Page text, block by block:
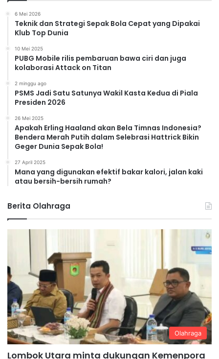
6 Mei 2026
Teknik dan Strategi Sepak Bola Cepat yang Dipakai
Klub Top Dunia
10 Mei 2025
PUBG Mobile rilis pembaruan bawa ciri dan juga
kolaborasi Attack on Titan
2 minggu ago
PSMS Jadi Satu Satunya Wakil Kasta Kedua di Piala
Presiden 2026
26 Mei 2025
Apakah Erling Haaland akan Bela Timnas Indonesia?
Bendera Merah Putih dalam Selebrasi Hattrick Bikin
Geger Dunia Sepak Bola!
27 April 2025
Mana yang digunakan efektif bakar kalori, jalan kaki
atau bersih-bersih rumah?
Berita Olahraga
Olahraga
Lombok Utara minta dukungan Kemenpora